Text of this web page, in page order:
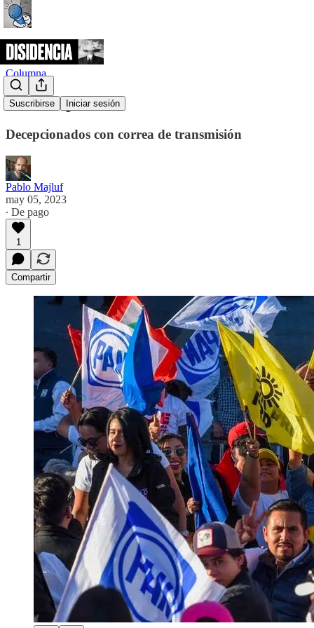
Suscribirse Iniciar sesión
Columna
La antioposición
Decepcionados con correa de transmisión
Pablo Majluf
may 05, 2023
∙ De pago
1
Compartir